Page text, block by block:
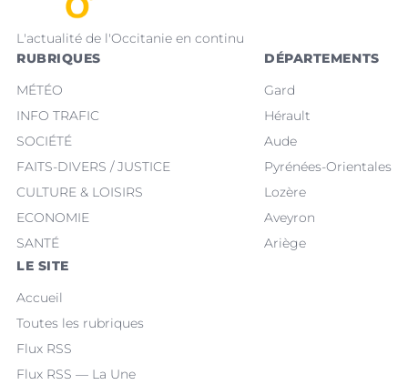
L'actualité de l'Occitanie en continu
RUBRIQUES
MÉTÉO
INFO TRAFIC
SOCIÉTÉ
FAITS-DIVERS / JUSTICE
CULTURE & LOISIRS
ECONOMIE
SANTÉ
DÉPARTEMENTS
Gard
Hérault
Aude
Pyrénées-Orientales
Lozère
Aveyron
Ariège
LE SITE
Accueil
Toutes les rubriques
Flux RSS
Flux RSS — La Une